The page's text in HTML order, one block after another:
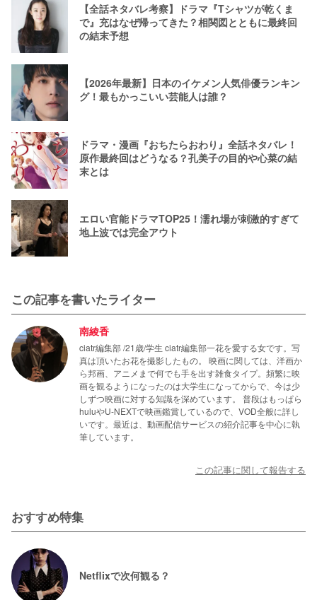
【全話ネタバレ考察】ドラマ『Tシャツが乾くま
で』充はなぜ帰ってきた？相関図とともに最終回
の結末予想
【2026年最新】日本のイケメン人気俳優ランキン
グ！最もかっこいい芸能人は誰？
ドラマ・漫画『おちたらおわり』全話ネタバレ！
原作最終回はどうなる？孔美子の目的や心菜の結
末とは
エロい官能ドラマTOP25！濡れ場が刺激的すぎて
地上波では完全アウト
この記事を書いたライター
南綾香
ciatr編集部 /21歳/学生 ciatr編集部一花を愛する女です。写
真は頂いたお花を撮影したもの。 映画に関しては、洋画か
ら邦画、アニメまで何でも手を出す雑食タイプ。頻繁に映
画を観るようになったのは大学生になってからで、今は少
しずつ映画に対する知識を深めています。 普段はもっぱら
huluやU-NEXTで映画鑑賞しているので、VOD全般に詳し
いです。最近は、動画配信サービスの紹介記事を中心に執
筆しています。
この記事に関して報告する
おすすめ特集
Netflixで次何観る？